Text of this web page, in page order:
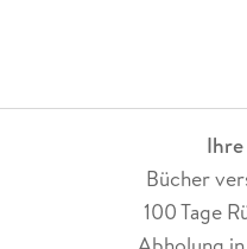
Bücher
100 Tage